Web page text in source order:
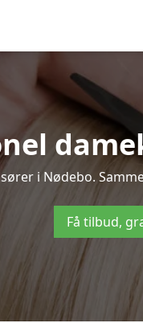
i Nødebo.
Få tilbud,